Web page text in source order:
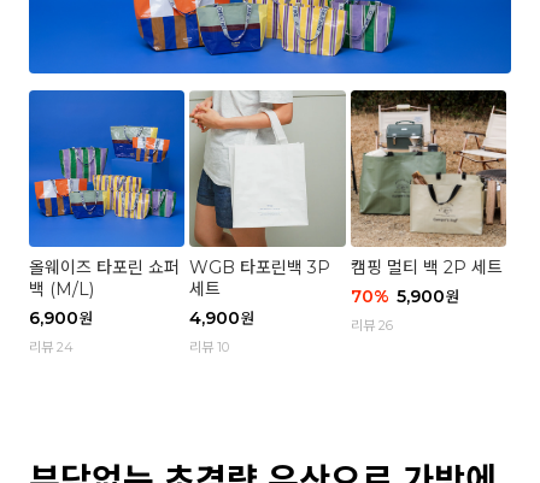
올웨이즈 타포린 쇼퍼
백 (M/L)
6,900원
리뷰 24
WGB 타포린백 3P
세트
4,900원
리뷰 10
캠핑 멀티 백 2P 세트
70% 5,900원
리뷰 26